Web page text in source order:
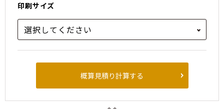
印刷サイズ
概算見積り計算する